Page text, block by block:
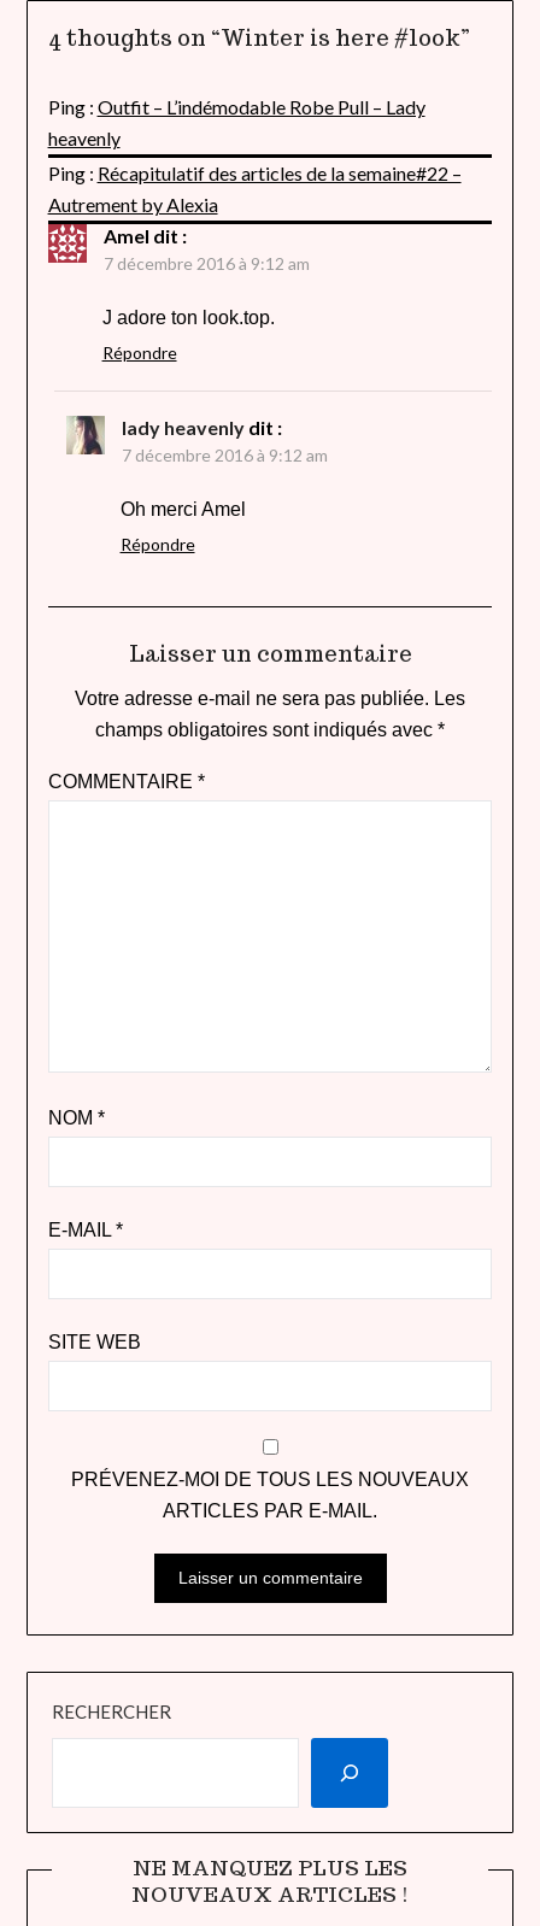
4 thoughts on “Winter is here #look”
Ping : Outfit – L’indémodable Robe Pull – Lady
heavenly
Ping : Récapitulatif des articles de la semaine#22 –
Autrement by Alexia
Amel dit :
7 décembre 2016 à 9:12 am
J adore ton look.top.
Répondre
lady heavenly dit :
7 décembre 2016 à 9:12 am
Oh merci Amel
Répondre
Laisser un commentaire
Votre adresse e-mail ne sera pas publiée. Les
champs obligatoires sont indiqués avec *
COMMENTAIRE *
NOM *
E-MAIL *
SITE WEB
PRÉVENEZ-MOI DE TOUS LES NOUVEAUX
ARTICLES PAR E-MAIL.
RECHERCHER
NE MANQUEZ PLUS LES
NOUVEAUX ARTICLES !